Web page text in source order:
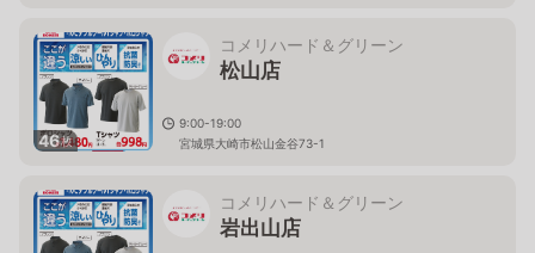
46枚
コメリハード＆グリーン
松山店
9:00-19:00
宮城県大崎市松山金谷73-1
コメリハード＆グリーン
岩出山店